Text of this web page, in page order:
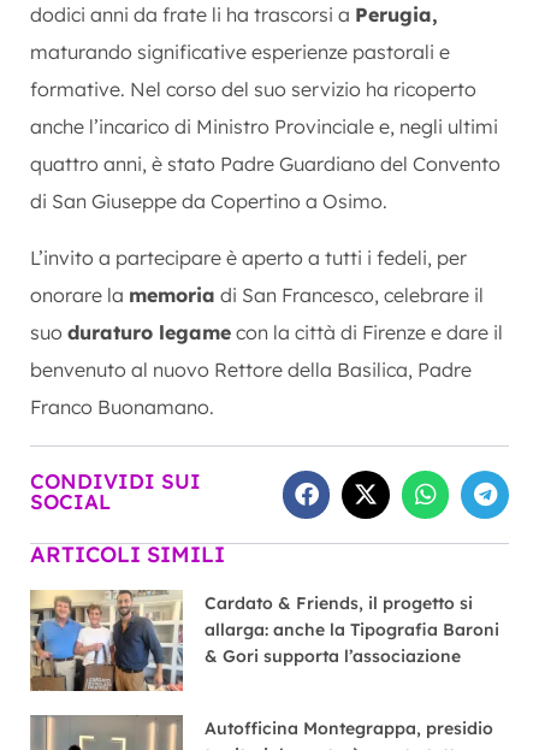
dodici anni da frate li ha trascorsi a Perugia,
maturando significative esperienze pastorali e
formative. Nel corso del suo servizio ha ricoperto
anche l’incarico di Ministro Provinciale e, negli ultimi
quattro anni, è stato Padre Guardiano del Convento
di San Giuseppe da Copertino a Osimo.
L’invito a partecipare è aperto a tutti i fedeli, per
onorare la memoria di San Francesco, celebrare il
suo duraturo legame con la città di Firenze e dare il
benvenuto al nuovo Rettore della Basilica, Padre
Franco Buonamano.
CONDIVIDI SUI
SOCIAL
ARTICOLI SIMILI
Cardato & Friends, il progetto si
allarga: anche la Tipografia Baroni
& Gori supporta l’associazione
Autofficina Montegrappa, presidio